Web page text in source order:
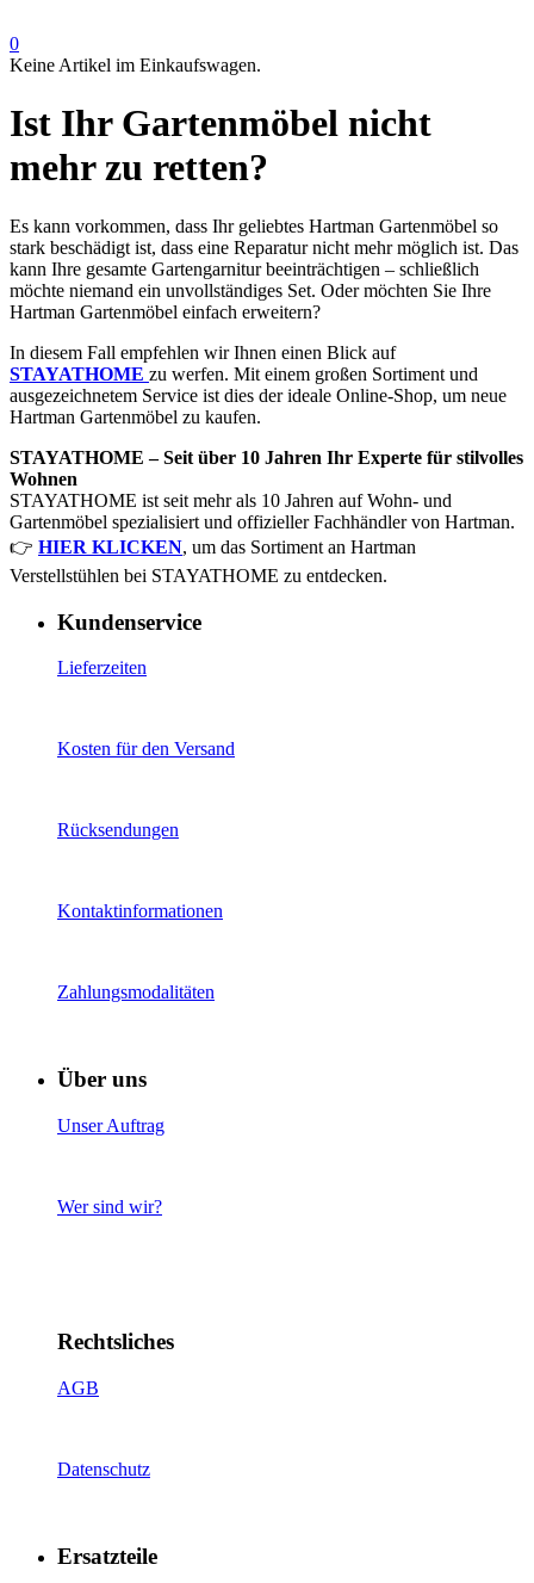
0
Keine Artikel im Einkaufswagen.
Ist Ihr Gartenmöbel nicht
mehr zu retten?
Es kann vorkommen, dass Ihr geliebtes Hartman Gartenmöbel so
stark beschädigt ist, dass eine Reparatur nicht mehr möglich ist. Das
kann Ihre gesamte Gartengarnitur beeinträchtigen – schließlich
möchte niemand ein unvollständiges Set. Oder möchten Sie Ihre
Hartman Gartenmöbel einfach erweitern?
In diesem Fall empfehlen wir Ihnen einen Blick auf
STAYATHOME zu werfen. Mit einem großen Sortiment und
ausgezeichnetem Service ist dies der ideale Online-Shop, um neue
Hartman Gartenmöbel zu kaufen.
STAYATHOME – Seit über 10 Jahren Ihr Experte für stilvolles
Wohnen
STAYATHOME ist seit mehr als 10 Jahren auf Wohn- und
Gartenmöbel spezialisiert und offizieller Fachhändler von Hartman.
👉 HIER KLICKEN, um das Sortiment an Hartman
Verstellstühlen bei STAYATHOME zu entdecken.
Kundenservice
Lieferzeiten
Kosten für den Versand
Rücksendungen
Kontaktinformationen
Zahlungsmodalitäten
Über uns
Unser Auftrag
Wer sind wir?
Rechtsliches
AGB
Datenschutz
Ersatzteile